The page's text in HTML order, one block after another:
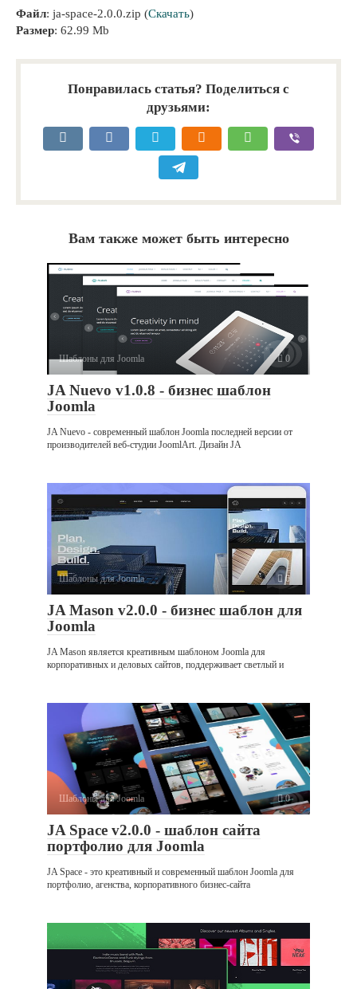
Файл: ja-space-2.0.0.zip (Скачать)
Размер: 62.99 Mb
Понравилась статья? Поделиться с
друзьями:
Вам также может быть интересно
Шаблоны для Joomla 0
JA Nuevo v1.0.8 - бизнес шаблон
Joomla
JA Nuevo - современный шаблон Joomla последней версии от
производителей веб-студии JoomlArt. Дизайн JA
Шаблоны для Joomla 0
JA Mason v2.0.0 - бизнес шаблон для
Joomla
JA Mason является креативным шаблоном Joomla для
корпоративных и деловых сайтов, поддерживает светлый и
Шаблоны для Joomla 0
JA Space v2.0.0 - шаблон сайта
портфолио для Joomla
JA Space - это креативный и современный шаблон Joomla для
портфолио, агенства, корпоративного бизнес-сайта